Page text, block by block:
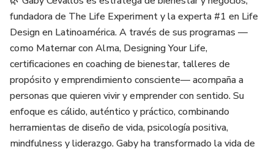
fundadora de The Life Experiment y la experta #1 en Life
Design en Latinoamérica. A través de sus programas —
como Maternar con Alma, Designing Your Life,
certificaciones en coaching de bienestar, talleres de
propósito y emprendimiento consciente— acompaña a
personas que quieren vivir y emprender con sentido. Su
enfoque es cálido, auténtico y práctico, combinando
herramientas de diseño de vida, psicología positiva,
mindfulness y liderazgo. Gaby ha transformado la vida de